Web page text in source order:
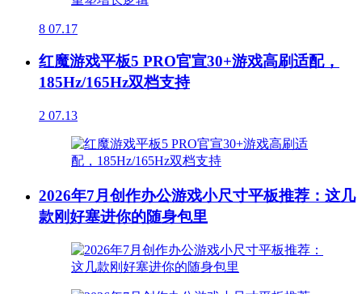
8 07.17
红魔游戏平板5 PRO官宣30+游戏高刷适配，
185Hz/165Hz双档支持
2 07.13
2026年7月创作办公游戏小尺寸平板推荐：这几
款刚好塞进你的随身包里